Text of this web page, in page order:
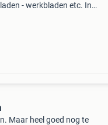
- werkbladen etc. In
Maar heel goed nog te